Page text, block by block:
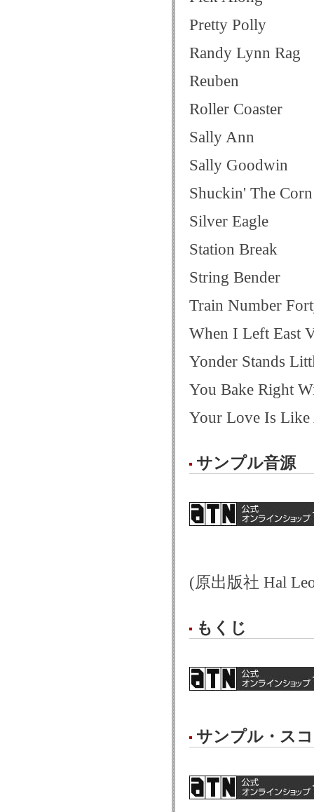
Pretty Polly
Randy Lynn Rag
Reuben
Roller Coaster
Sally Ann
Sally Goodwin
Shuckin' The Corn
Silver Eagle
Station Break
String Bender
Train Number
When I Left East
Yonder Stands
You Bake Right
Your Love Is Like
サンプル音源
(原出版社 Hal
もくじ
サンプル・ス